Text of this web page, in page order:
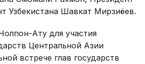
Узбекистана Шавкат Мирзиёев.
Ату для участия
Центральной Азии
встрече глав государств